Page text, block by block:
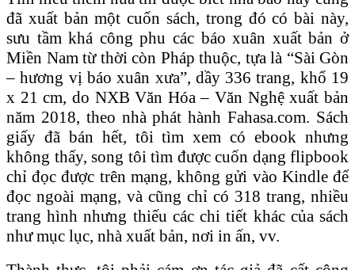
đã xuất bản một cuốn sách, trong đó có bài này,
sưu tầm khá công phu các báo xuân xuất bản ở
Miền Nam từ thời còn Pháp thuộc, tựa là “Sài Gòn
– hương vị báo xuân xưa”, dầy 336 trang, khổ 19
x 21 cm, do NXB Văn Hóa – Văn Nghệ xuất bản
năm 2018, theo nhà phát hành Fahasa.com. Sách
giấy đã bán hết, tôi tìm xem có ebook nhưng
không thấy, song tôi tìm được cuốn dạng flipbook
chỉ đọc được trên mạng, không gửi vào Kindle để
đọc ngoài mạng, và cũng chỉ có 318 trang, nhiều
trang hình nhưng thiếu các chi tiết khác của sách
như mục lục, nhà xuất bản, nơi in ấn, vv.